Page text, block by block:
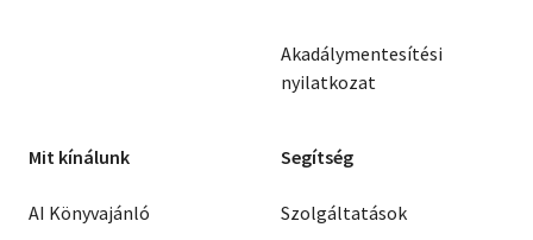
Akadálymentesítési
nyilatkozat
Mit kínálunk
AI Könyvajánló
Segítség
Szolgáltatások